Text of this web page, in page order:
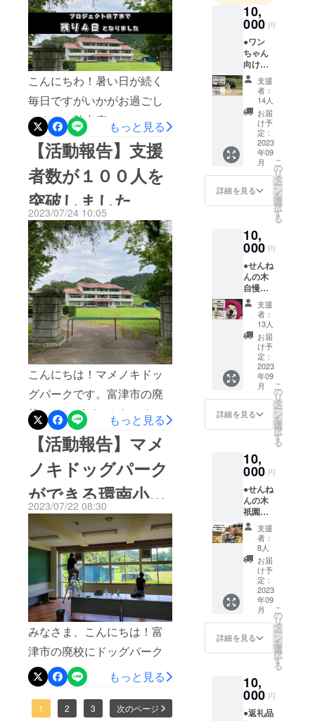
域の思いが詰まった体育館
を取り壊すことになるので
ので、これまでの感謝を込
めて地鎮祭をして、解体工
事をしました。丁寧な工事
のおかげで、きれいに解体
することができました。こ
れからこの場所をつかっ
て、ドックバークのお客さ
ま用の駐車スペースを整備
していく予定です。みなさ
んのご支援のおかげで、少
しずつドッグパークのオー
プンに近づいています。本
当にありがとうございま
す！それから、マメノキ
ドッグパークでは、SNSの
情報発信も行っています。
InstagramはこちらTwitterは
こちらこの機会にぜひフォ
ローしていただけたら嬉し
いです！今後も定期的に情
報発信をしていきますの
で、引き続きよろしくお願
いします！！
こんにちわ！暑い日が続く
毎日ですがいかがお過ごし
ですか？熱中症のニュース
なども多くなってきている
ので、ワンちゃんのお散歩
や屋外の作業など気をつけ
てくださいね。さて、１か
月間走ってきたこのクラウ
ドファンディングプロジェ
クトも残りわずかとなって
きました。おかげさまで多
くの方にご支援と応援メッ
セージをいただき、とても
勇気づけられています。そ
して！ネクストゴールの２
００万円達成まで、あとも
う少し！というところまで
来ていますので、今一度み
なさんからの力強いあとお
しをいただけたらとても嬉
しいです！飼い主の皆さん
にはマメノキドッグパーク
のプレオープンご招待、な
かなか富津に来る予定が見
えない方にもせんねんの木
スイーツのお得なお取り寄
せセットなど、お得なリ
ターンをご用意しておりま
す。ネクストゴールの達成
に向けて、最後のお願いで
す！あなたの後押しをどう
ぞよろしくお願いいたしま
す！！
もっと見る
【活動報告】支援
者数が１００人を
突破しました
2023/07/24 10:05
こんにちは！マメノキドッ
グパークです。富津市の廃
校にドッグパークをつくる
クラウドファンディング、
30日間のうち半分が過ぎま
したが、おかげさまで支援
者数１００人を突破して、
もうまもなくネクストゴー
ルの２００万円も達成でき
そうです。多大なるご支援
をいただき本当にありがと
うございます。都心はもち
ろん、房総半島にも大きめ
のドッグランってなかなか
ないので、完成を期待する
声が多く寄せられていま
す。広大なドッグパーク
で、ワンちゃんと一緒に甘
もっと見る
【活動報告】マメ
ノキドッグパーク
ができる環南小学
校のお掃除を行い
ました
2023/07/22 08:30
みなさま、こんにちは！富
津市の廃校にドッグパーク
をつくろうとするクラウド
ファンディングプロジェク
トの進捗報告をお届けしま
もっと見る
1 2 3 次のページ
をたっぷり
練りこんだ
オリジナル
スイーツを
展開してい
きます。
千葉県富津
市志駒に廃
校を利活用
した『マメ
パーク』を
ワンちゃん
と飼い主さ
んが楽し
い・美味し
いを共有で
きる施設を
作っていき
ます！
10,
000 円
●ワン
ちゃん
向けの
ドッグ
スイー
ツと、
飼い主
さん向
けのバ
ウム
クーヘ
ンが
入った
お得な
詰合せ
です。
うな方
におす
すめ ・
ワン
ちゃん
と一緒
に暮ら
す飼い
主の方
・お知
り合い
にワン
ちゃん
の飼い
主さん
がい
らっ
・冷凍
便での
お届け
となり
ます。
・食べ
方の詳
細説明
を同梱
してお
送りし
ます。
・賞味
期限は
冷凍保
存で1か
月間と
凍後は
当日中
し上が
支援
者：
14人
お届
け予
定：
2023
年09
月
詳細を見る
こ
の
リ
タ
ー
ン
を
選
択
す
る
10,
000 円
●せんね
んの木
自慢の
バウム
クーヘ
ン各種
商品が
入った
お得な
詰合せ
です。
■このよ
うな方
におす
すめ ・
せんね
のバウ
ムクー
ヘンを
ご自宅
で楽し
みたい
方 ・お
知り合
いにせ
んねん
の木の
バウム
クーヘ
ンをオ
ススメ
したい
方 ■注
お届け
となり
ます。
・食べ
支援
者：
13人
お届
け予
定：
2023
年09
月
詳細を見る
こ
の
リ
タ
ー
ン
を
選
択
す
る
10,
000 円
●せんね
んの木
祇園店
での食
べ放題
チケッ
ト5枚を
お届け
しま
す。 ●
年に数
回しか
開催さ
れない
大人気
のせん
木ス
イーツ
食べ放
題
支援
者：
8人
お届
け予
定：
2023
年09
月
詳細を見る
こ
の
リ
タ
ー
ン
を
選
択
す
る
10,
000 円
●返礼品